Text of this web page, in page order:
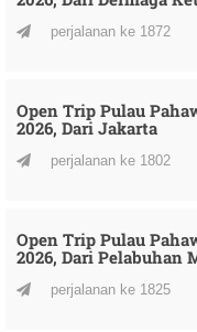
perjalanan ke 1872
Open Trip Pulau
2026, Dari Jakarta
perjalanan ke 1802
Open Trip Pulau
2026, Dari Pelabuhan
perjalanan ke 1825